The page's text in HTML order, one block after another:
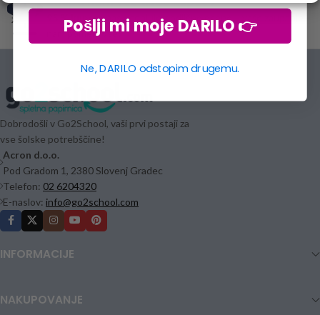
95 % kupcevnas ocenjuje z odlično oceno – vaše zaupanje
nam pomeni vse!
Dobrodošli v Go2School, vaši prvi postaji za
vse šolske potrebščine!
Acron d.o.o.
Pod Gradom 1, 2380 Slovenj Gradec
Telefon: 02 6204320
E-naslov: info@go2school.com
INFORMACIJE
NAKUPOVANJE
Pošlji mi moje DARILO 👉
Ne, DARILO odstopim drugemu.